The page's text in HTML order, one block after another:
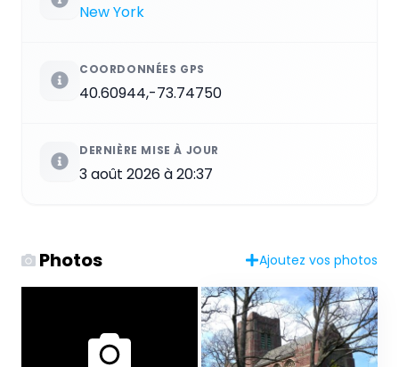
New York
COORDONNÉES GPS
40.60944,-73.74750
DERNIÈRE MISE À JOUR
3 août 2026 à 20:37
Photos Ajoutez vos photos